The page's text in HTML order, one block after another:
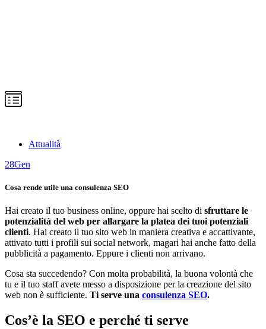
Attualità
28Gen
Cosa rende utile una consulenza SEO
Hai creato il tuo business online, oppure hai scelto di sfruttare le
potenzialità del web per allargare la platea dei tuoi potenziali
clienti. Hai creato il tuo sito web in maniera creativa e accattivante,
attivato tutti i profili sui social network, magari hai anche fatto della
pubblicità a pagamento. Eppure i clienti non arrivano.
Cosa sta succedendo? Con molta probabilità, la buona volontà che
tu e il tuo staff avete messo a disposizione per la creazione del sito
web non è sufficiente. Ti serve una consulenza SEO.
Cos’è la SEO e perché ti serve